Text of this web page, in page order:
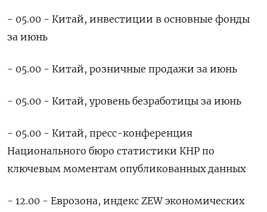
- 05.00 - Китай, инвестиции в основные фонды
за июнь
- 05.00 - Китай, розничные продажи за июнь
- 05.00 - Китай, уровень безработицы за июнь
- 05.00 - Китай, пресс-конференция
Национального бюро статистики КНР по
ключевым моментам опубликованных данных
- 12.00 - Еврозона, индекс ZEW экономических